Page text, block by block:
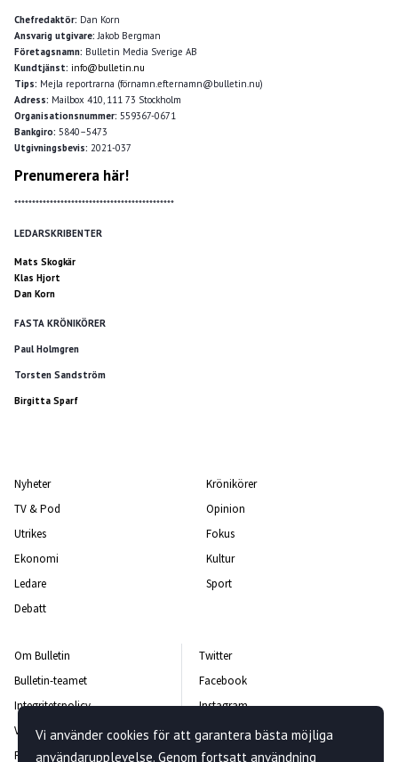
Chefredaktör: Dan Korn
Ansvarig utgivare: Jakob Bergman
Företagsnamn: Bulletin Media Sverige AB
Kundtjänst: info@bulletin.nu
Tips: Mejla reportrarna (förnamn.efternamn@bulletin.nu)
Adress: Mailbox 410, 111 73 Stockholm
Organisationsnummer: 559367-0671
Bankgiro: 5840–5473
Utgivningsbevis: 2021-037
Prenumerera här!
*********************************************
LEDARSKRIBENTER
Mats Skogkär
Klas Hjort
Dan Korn
FASTA KRÖNIKÖRER
Paul Holmgren
Torsten Sandström
Birgitta Sparf
Nyheter
TV & Pod
Utrikes
Ekonomi
Ledare
Debatt
Krönikörer
Opinion
Fokus
Kultur
Sport
Om Bulletin
Bulletin-teamet
Integritetspolicy
Vanliga frågor och svar
Rättelsepolicy
Twitter
Facebook
Instagram
Kontakta oss
Nyhetsbrev
Vi använder cookies för att garantera bästa möjliga
användarupplevelse. Genom fortsatt användning